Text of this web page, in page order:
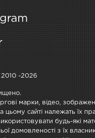
2010 -2026
марки, відео,
цьому сайті належать їх
будь-які
домовленості з їх